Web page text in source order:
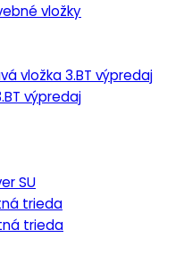
vložky
vložka 3.BT výpredaj
výpredaj
SU
trieda
trieda